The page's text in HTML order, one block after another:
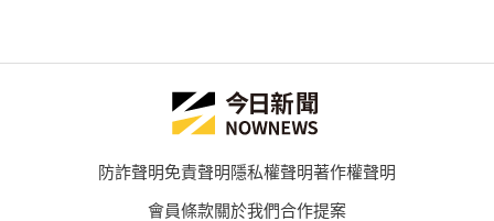
防詐聲明免責聲明隱私權聲明著作權聲明
會員條款關於我們合作提案